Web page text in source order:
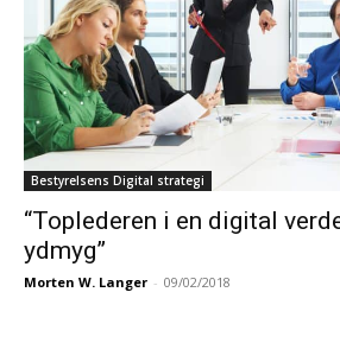
Bestyrelsens Digital strategi
“Toplederen i en digital
ydmyg”
Morten W. Langer - 09/02/2018